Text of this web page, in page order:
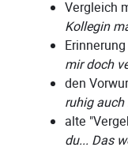
Vergleich
Kollegin
mir doch
den
ruhig
alte
du... Das